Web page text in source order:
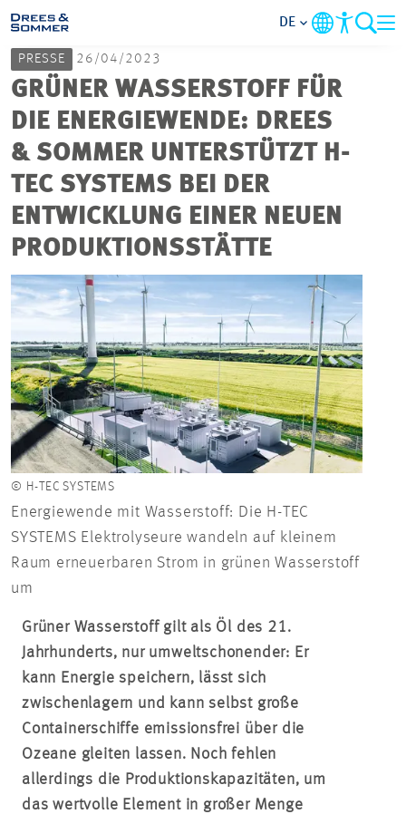
MARKETS
SERVICES
UNTERNEHMEN
IM FOKUS
KARRIERE
PROJEKTE
KONTAKT
DE
PRESSE 26/04/2023
GRÜNER WASSERSTOFF FÜR
DIE ENERGIEWENDE: DREES
& SOMMER UNTERSTÜTZT H-
TEC SYSTEMS BEI DER
ENTWICKLUNG EINER NEUEN
PRODUKTIONSSTÄTTE
© H-TEC SYSTEMS
Energiewende mit Wasserstoff: Die H-TEC
SYSTEMS Elektrolyseure wandeln auf kleinem
Raum erneuerbaren Strom in grünen Wasserstoff
um
Grüner Wasserstoff gilt als Öl des 21.
Jahrhunderts, nur umweltschonender: Er
kann Energie speichern, lässt sich
zwischenlagern und kann selbst große
Containerschiffe emissionsfrei über die
Ozeane gleiten lassen. Noch fehlen
allerdings die Produktionskapazitäten, um
das wertvolle Element in großer Menge